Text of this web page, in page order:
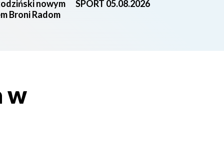
nowym
Broni Radom
SPORT 05.08.2026
w